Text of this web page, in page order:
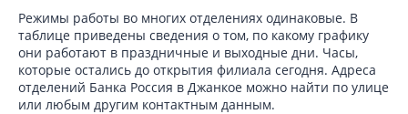
Режимы работы во многих отделениях одинаковые. В
таблице приведены сведения о том, по какому графику
они работают в праздничные и выходные дни. Часы,
которые остались до открытия филиала сегодня. Адреса
отделений Банка Россия в Джанкое можно найти по улице
или любым другим контактным данным.